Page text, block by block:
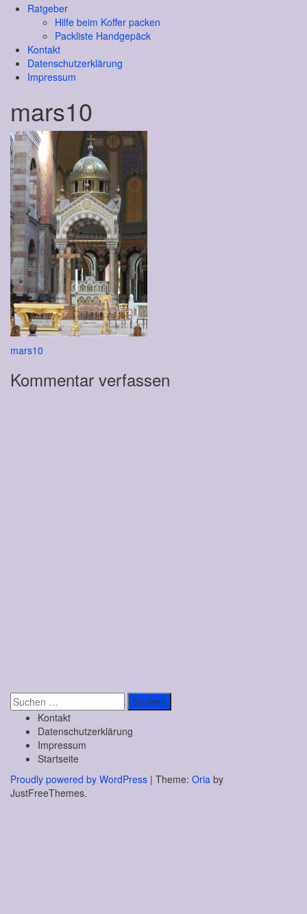
Ratgeber
Hilfe beim Koffer packen
Packliste Handgepäck
Kontakt
Datenschutzerklärung
Impressum
mars10
Beitragsnavigation
mars10
Kommentar verfassen
Suchen
nach: Kontakt
Datenschutzerklärung
Impressum
Startseite
Proudly powered by WordPress | Theme: Oria by
JustFreeThemes.